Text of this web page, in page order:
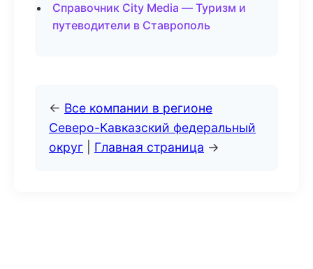
Справочник City Media — Туризм и
путеводители в Ставрополь
← Все компании в регионе
Северо-Кавказский федеральный
округ
Главная страница →